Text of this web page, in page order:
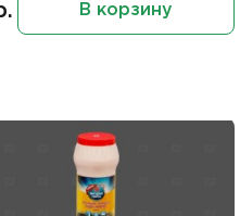
В корзину